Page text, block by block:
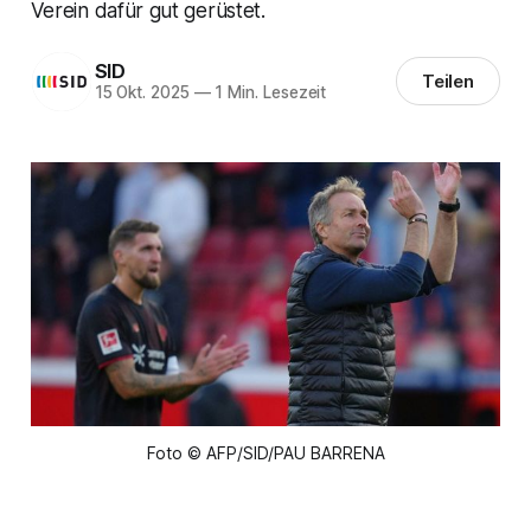
Verein dafür gut gerüstet.
SID
15 Okt. 2025 —1 Min. Lesezeit Teilen
Foto © AFP/SID/PAU BARRENA